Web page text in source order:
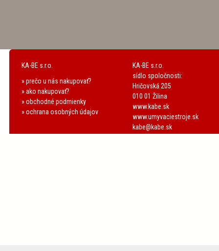
KA-BE s.r.o.
» prečo u nás nakupovať?
» ako nakupovať?
» obchodné podmienky
» ochrana osobných údajov
KA-BE s.r.o.
sídlo spoločnosti:
Hričovská 205
010 01 Žilina
www.kabe.sk
www.umyvaciestroje.sk
kabe@kabe.sk